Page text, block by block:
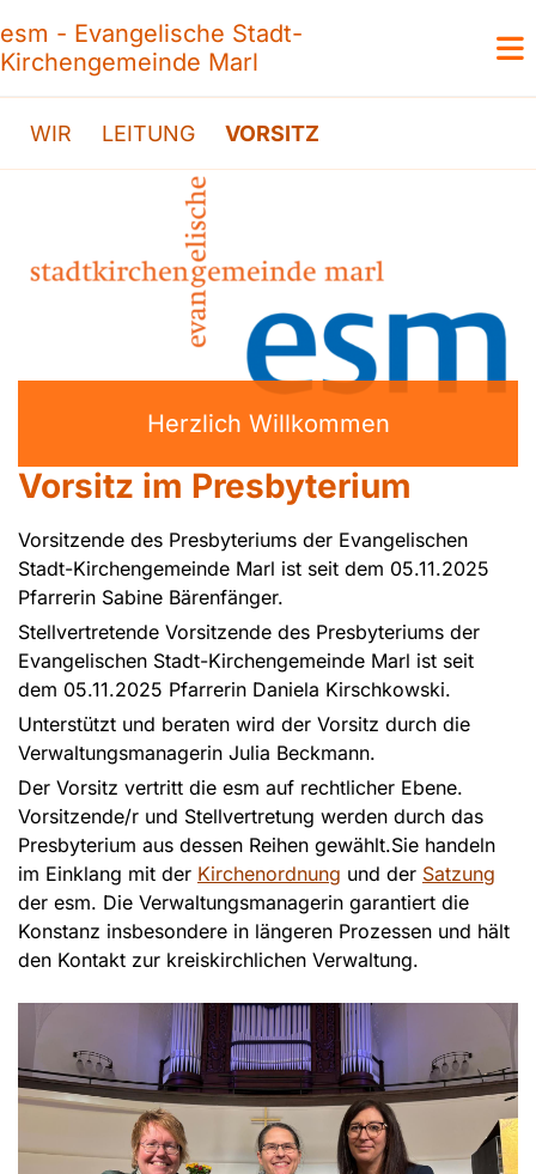
esm - Evangelische Stadt-
Kirchengemeinde Marl
WIR LEITUNG VORSITZ
Herzlich Willkommen
Vorsitz im Presbyterium
Vorsitzende des Presbyteriums der Evangelischen
Stadt-Kirchengemeinde Marl ist seit dem 05.11.2025
Pfarrerin Sabine Bärenfänger.
Stellvertretende Vorsitzende des Presbyteriums der
Evangelischen Stadt-Kirchengemeinde Marl ist seit
dem 05.11.2025 Pfarrerin Daniela Kirschkowski.
Unterstützt und beraten wird der Vorsitz durch die
Verwaltungsmanagerin Julia Beckmann.
Der Vorsitz vertritt die esm auf rechtlicher Ebene.
Vorsitzende/r und Stellvertretung werden durch das
Presbyterium aus dessen Reihen gewählt.Sie handeln
im Einklang mit der Kirchenordnung und der Satzung
der esm. Die Verwaltungsmanagerin garantiert die
Konstanz insbesondere in längeren Prozessen und hält
den Kontakt zur kreiskirchlichen Verwaltung.